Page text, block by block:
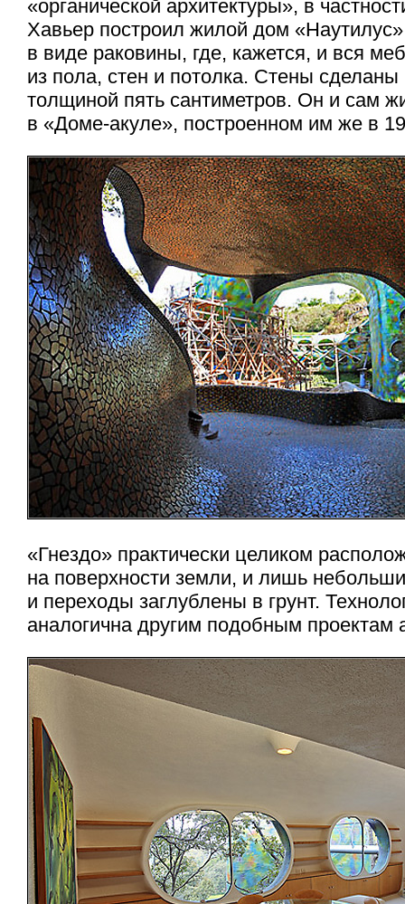
«органической архитектуры», в
Хавьер построил жилой дом
в виде раковины, где, кажется, и вся
из пола, стен и потолка. Стены сделаны
толщиной пять сантиметров. Он и сам
в «Доме-акуле», построенном им же в
«Гнездо» практически целиком
на поверхности земли, и лишь
и переходы заглублены в грунт.
аналогична другим подобным проектам